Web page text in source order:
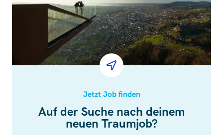
Jetzt Job finden
Auf der Suche nach deinem
neuen Traumjob?